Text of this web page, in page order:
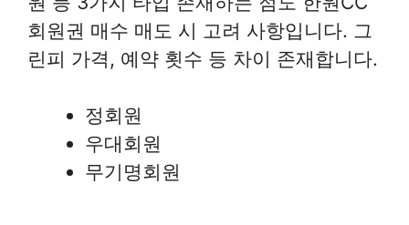
회원권 매수 매도 시 고려 사항입니다. 그
린피 가격, 예약 횟수 등 차이 존재합니다.
정회원
우대회원
무기명회원